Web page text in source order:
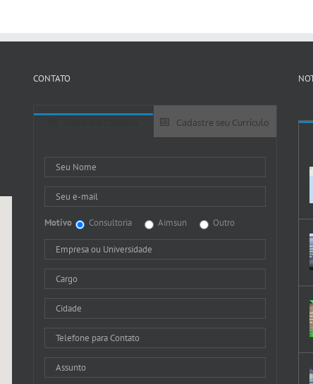
CONTATO
Cadastre seu Currículo
Motivo Consultoria Aimsun Outro